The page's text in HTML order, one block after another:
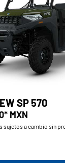
SP 570
MXN
sujetos a cambio sin